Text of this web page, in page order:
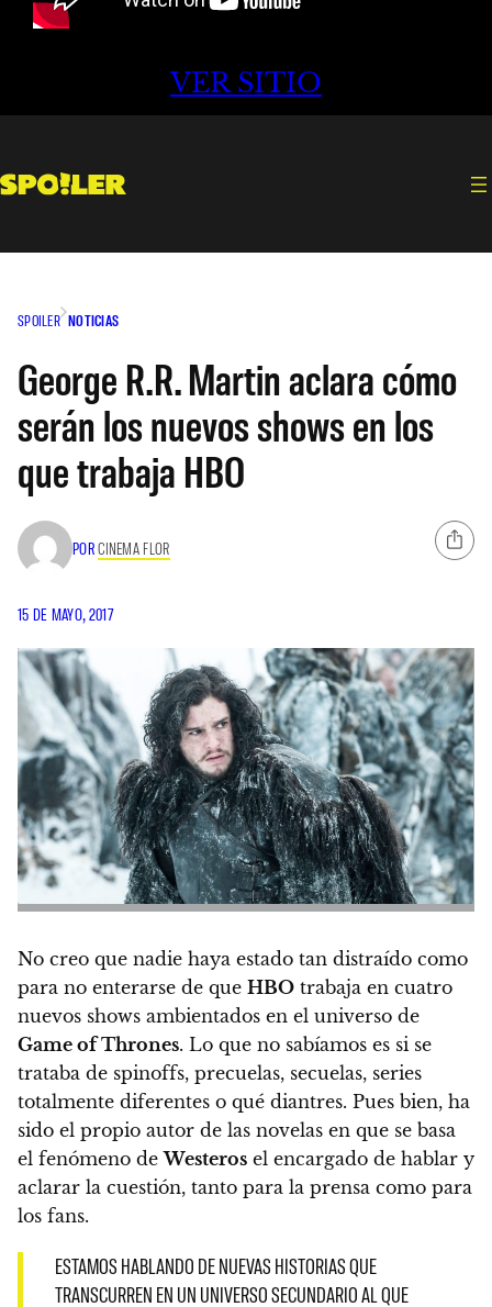
VER SITIO
SPOILER NOTICIAS
George R.R. Martin aclara cómo
serán los nuevos shows en los
que trabaja HBO
PORCINEMA FLOR
15 DE MAYO, 2017
No creo que nadie haya estado tan distraído como
para no enterarse de que HBO trabaja en cuatro
nuevos shows ambientados en el universo de
Game of Thrones. Lo que no sabíamos es si se
trataba de spinoffs, precuelas, secuelas, series
totalmente diferentes o qué diantres. Pues bien, ha
sido el propio autor de las novelas en que se basa
el fenómeno deWesteros el encargado de hablar y
aclarar la cuestión, tanto para la prensa como para
los fans.
ESTAMOS HABLANDO DE NUEVAS HISTORIAS QUE
TRANSCURREN EN UN UNIVERSO SECUNDARIO AL QUE